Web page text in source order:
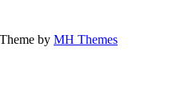
by MH Themes